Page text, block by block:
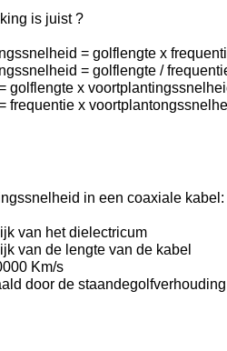
is juist ?
= golflengte x
= golflengte /
golflengte x
frequentie x
in een coaxiale kabel:
van het dielectricum
van de lengte van de kabel
Km/s
door de staandegolfverhouding